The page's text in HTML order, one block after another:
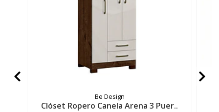
Be Design
Clóset Ropero Canela Arena 3 Puer..